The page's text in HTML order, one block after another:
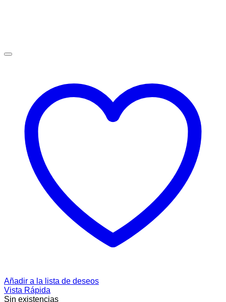
Añadir a la lista de deseos
Vista Rápida
Sin existencias